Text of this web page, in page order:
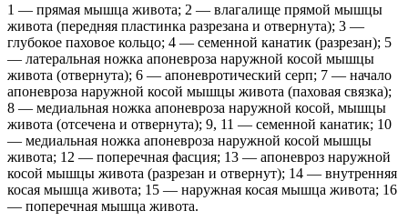
1 — прямая мышца живота; 2 — влагалище прямой мышцы
живота (передняя пластинка разрезана и отвернута); 3 —
глубокое паховое кольцо; 4 — семенной канатик (разрезан); 5
— латеральная ножка апоневроза наружной косой мышцы
живота (отвернута); 6 — апоневротический серп; 7 — начало
апоневроза наружной косой мышцы живота (паховая связка);
8 — медиальная ножка апоневроза наружной косой, мышцы
живота (отсечена и отвернута); 9, 11 — семенной канатик; 10
— медиальная ножка апоневроза наружной косой мышцы
живота; 12 — поперечная фасция; 13 — апоневроз наружной
косой мышцы живота (разрезан и отвернут); 14 — внутренняя
косая мышца живота; 15 — наружная косая мышца живота; 16
— поперечная мышца живота.